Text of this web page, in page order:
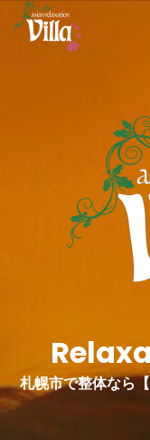
札幌市で整体なら